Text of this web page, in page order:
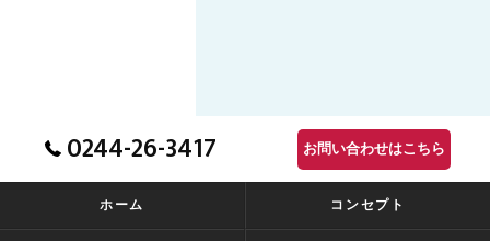
0244-26-3417 お問い合わせはこちら
ホーム コンセプト